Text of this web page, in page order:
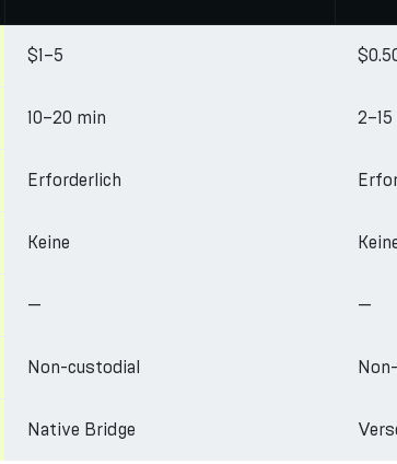
$1–5
10–20 min
Erforderlich
Keine
— —
Non-custodial
Native Bridge